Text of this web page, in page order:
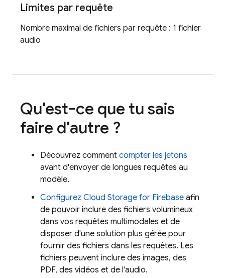
Limites par requête
Nombre maximal de fichiers par requête : 1 fichier
audio
Qu'est-ce que tu sais
faire d'autre ?
Découvrez comment compter les jetons
avant d'envoyer de longues requêtes au
modèle.
Configurez Cloud Storage for Firebase afin
de pouvoir inclure des fichiers volumineux
dans vos requêtes multimodales et de
disposer d'une solution plus gérée pour
fournir des fichiers dans les requêtes. Les
fichiers peuvent inclure des images, des
PDF, des vidéos et de l'audio.